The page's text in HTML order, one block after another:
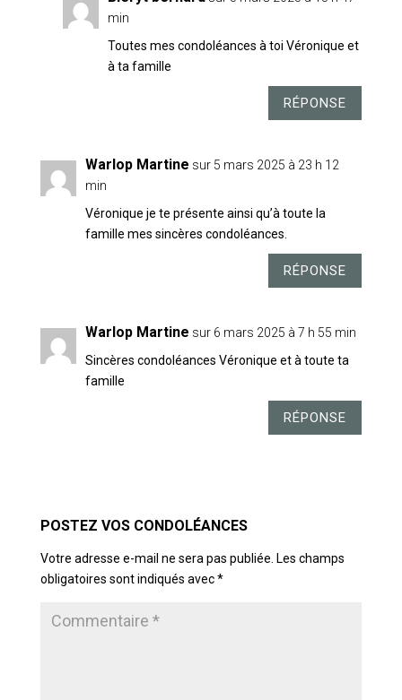
min
Toutes mes condoléances à toi Véronique et
à ta famille
RÉPONSE
Warlop Martine sur 5 mars 2025 à 23 h 12
min
Véronique je te présente ainsi qu’à toute la
famille mes sincères condoléances.
RÉPONSE
Warlop Martine sur 6 mars 2025 à 7 h 55 min
Sincères condoléances Véronique et à toute ta
famille
RÉPONSE
Votre adresse e-mail ne sera pas publiée. Les champs
obligatoires sont indiqués avec*